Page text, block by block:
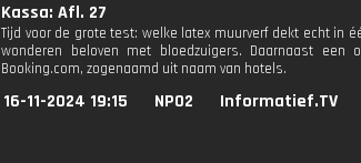
Kassa: Afl. 27
Tijd voor de grote test: welke latex muurverf dekt echt in
wonderen beloven met bloedzuigers. Daarnaast een
Booking.com, zogenaamd uit naam van hotels.
16-11-2024 19:15 NPO2 Informatief.TV